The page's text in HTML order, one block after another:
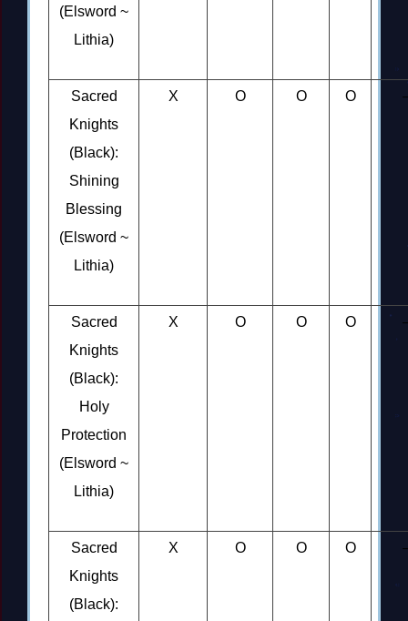
(Elsword ~
Lithia)
Sacred
Knights
(Black):
Shining
Blessing
(Elsword ~
Lithia)
X O O O
Sacred
Knights
(Black):
Holy
Protection
(Elsword ~
Lithia)
X O O O
Sacred
Knights
(Black):
X O O O